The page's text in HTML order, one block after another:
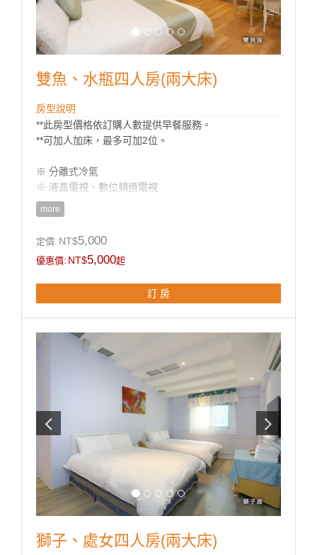
雙魚、水瓶四人房(兩大床)
房型說明
**此房型價格依訂購人數提供早餐服務。
**可加人加床，最多可加2位。
※ 分離式冷氣
※ 液晶電視、數位頻道電視
※ 獨立衛浴
※ 盥洗用品、浴巾 、吹風機
※ 除濕機
**國旅卡訂房請於下單同時勾選備註即可。
more
定價: NT$5,000
優惠價: NT$5,000起
訂 房
獅子、處女四人房(兩大床)